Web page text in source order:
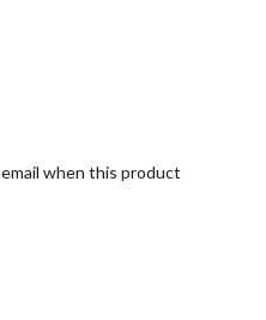
when this product